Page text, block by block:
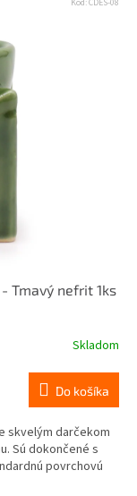
Tmavý nefrit 1ks
Skladom
Do košíka
skvelým darčekom
Sú dokončené s
povrchovú